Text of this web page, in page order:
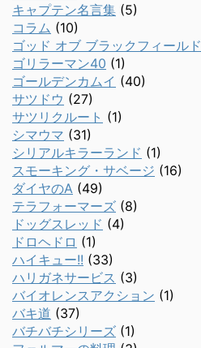
キャプテン名言集 (5)
コラム (10)
ゴッド オブ ブラックフィールド
ゴリラーマン40 (1)
ゴールデンカムイ (40)
サツドウ (27)
サツリクルート (1)
シマウマ (31)
シリアルキラーランド (1)
スモーキング・サベージ (16)
ダイヤのA (49)
テラフォーマーズ (8)
ドッグスレッド (4)
ドロヘドロ (1)
ハイキュー!! (33)
ハリガネサービス (3)
バイオレンスアクション (1)
バキ道 (37)
バチバチシリーズ (1)